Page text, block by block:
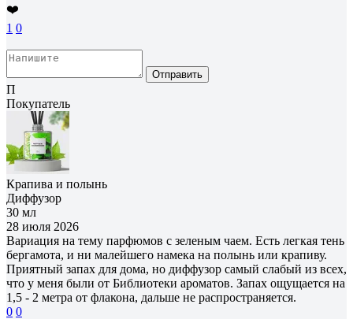
❤️
1 0
Отправить
П
Покупатель
Крапива и полынь
Диффузор
30 мл
28 июля 2026
Вариация на тему парфюмов с зеленым чаем. Есть легкая тень
бергамота, и ни малейшего намека на полынь или крапиву.
Приятный запах для дома, но диффузор самый слабый из всех,
что у меня были от Библиотеки ароматов. Запах ощущается на
1,5 - 2 метра от флакона, дальше не распространяется.
0 0